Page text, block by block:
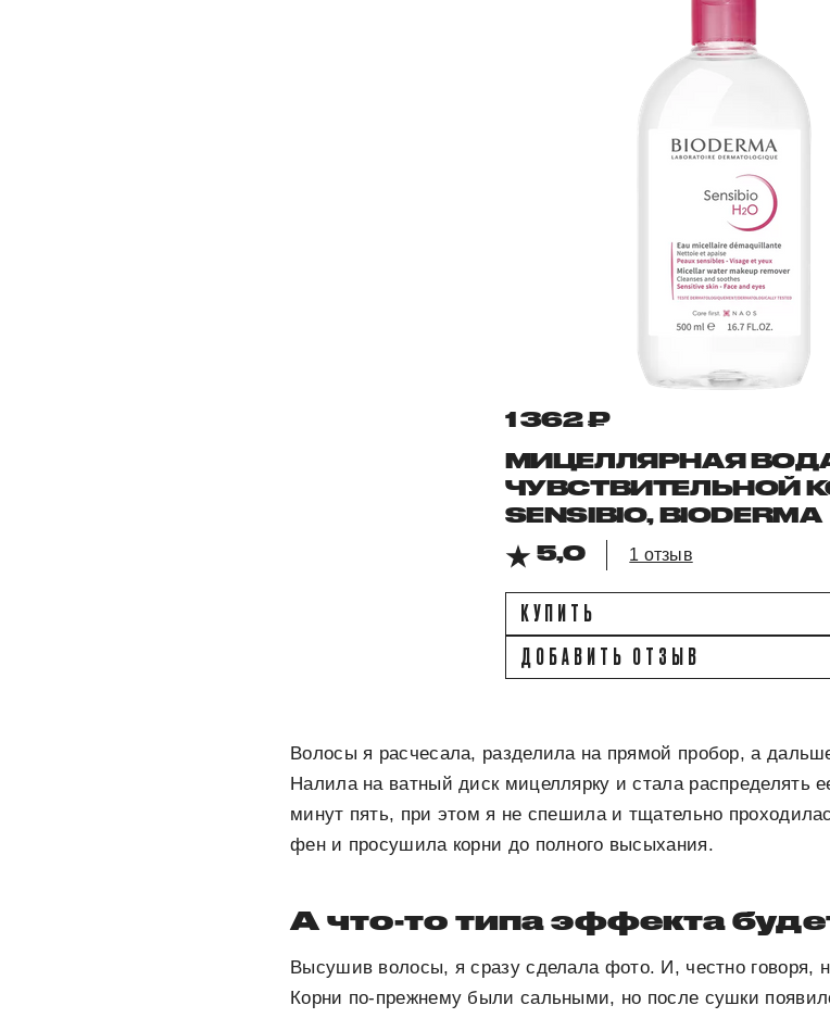
1 362 ₽
МИЦЕЛЛЯРНАЯ
ЧУВСТВИТЕЛЬНОЙ
SENSIBIO, BIODERMA
5,0
1 отзыв
КУПИТЬ
ДОБАВИТЬ ОТЗЫВ
Волосы я расчесала, разделила на прямой пробор, а
Налила на ватный диск мицеллярку и стала распределять
минут пять, при этом я не спешила и тщательно
фен и просушила корни до полного высыхания.
А что-то типа эффекта
Высушив волосы, я сразу сделала фото. И, честно говоря,
Корни по-прежнему были сальными, но после сушки